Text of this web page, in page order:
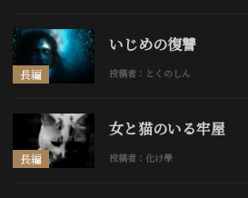
長編
いじめの復讐
投稿者：とくのしん
長編
女と猫のいる牢屋
投稿者：化け學